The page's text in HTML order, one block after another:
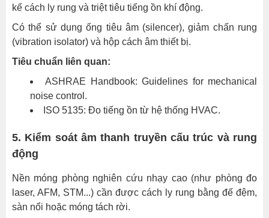
như
nào?
Thiếu
tiêu
chuẩn
thiết
âm
học
biệt
ngay
từ
kế cách ly rung và triệt tiêu tiếng ồn khí động.
Có thể sử dụng ống tiêu âm (silencer), giảm chấn rung
(vibration isolator) và hộp cách âm thiết bị.
Tiêu chuẩn liên quan:
ASHRAE Handbook: Guidelines for mechanical
noise control.
ISO 5135: Đo tiếng ồn từ hệ thống HVAC.
5. Kiểm soát âm thanh truyền cấu trúc và rung
động
Nền móng phòng nghiên cứu nhạy cao (như phòng đo
laser, AFM, STM...) cần được cách ly rung bằng đế đệm,
sàn nổi hoặc móng tách rời.